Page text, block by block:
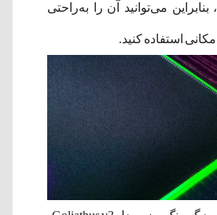
بنابراین می‌توانید آن را به‌راحتی
استفاده کنید.​